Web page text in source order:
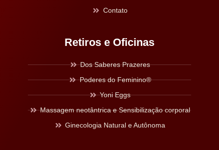
Contato
Retiros e Oficinas
Dos Saberes Prazeres
Poderes do Feminino®
Yoni Eggs
Massagem neotântrica e Sensibilização corporal
Ginecologia Natural e Autônoma